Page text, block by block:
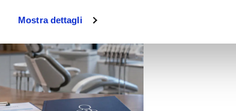
Mostra dettagli